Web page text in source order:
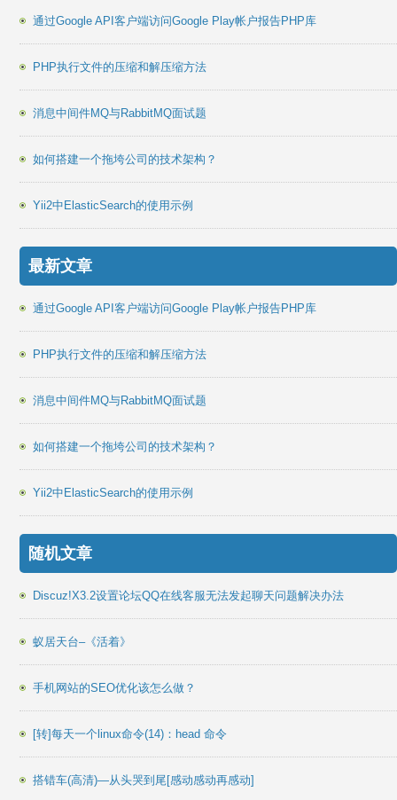
通过Google API客户端访问Google Play帐户报告PHP库
PHP执行文件的压缩和解压缩方法
消息中间件MQ与RabbitMQ面试题
如何搭建一个拖垮公司的技术架构？
Yii2中ElasticSearch的使用示例
最新文章
通过Google API客户端访问Google Play帐户报告PHP库
PHP执行文件的压缩和解压缩方法
消息中间件MQ与RabbitMQ面试题
如何搭建一个拖垮公司的技术架构？
Yii2中ElasticSearch的使用示例
随机文章
Discuz!X3.2设置论坛QQ在线客服无法发起聊天问题解决办法
蚁居天台–《活着》
手机网站的SEO优化该怎么做？
[转]每天一个linux命令(14)：head 命令
搭错车(高清)—从头哭到尾[感动感动再感动]